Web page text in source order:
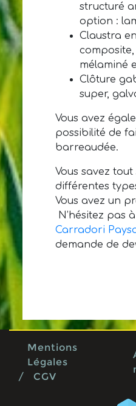
structuré
option :
Claustra
mélaminé
Clôture
super,
Vous avez
possibilité de
barreaudée.
Vous savez tout
différentes
Vous avez un
N’hésitez pas
Carradori
demande de
Mentions
Légales
/
CGV